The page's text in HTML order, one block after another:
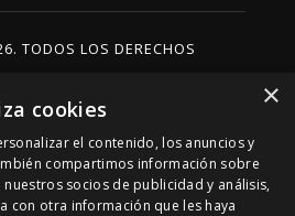
TODOS LOS DERECHOS
×
cookies
el contenido, los anuncios y
compartimos información sobre
socios de publicidad y análisis,
con otra información que les haya